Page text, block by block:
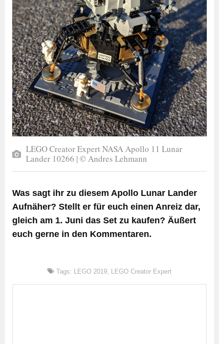
LEGO Creator Expert NASA Apollo 11 Lunar
Lander 10266 | © Andres Lehmann
Was sagt ihr zu diesem Apollo Lunar Lander
Aufnäher? Stellt er für euch einen Anreiz dar,
gleich am 1. Juni das Set zu kaufen? Äußert
euch gerne in den Kommentaren.
Tags: LEGO 2019, LEGO Creator Expert